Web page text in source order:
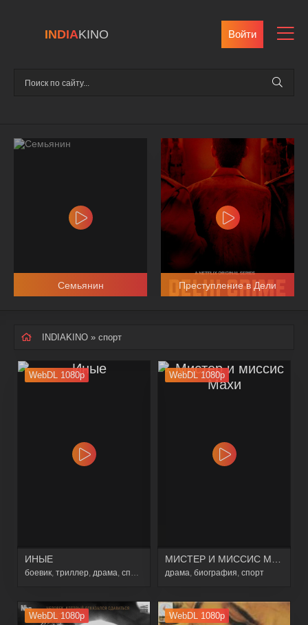
INDIAKINO Войти
Семьянин Преступление в Дели
INDIAKINO » спорт
WebDL 1080p
ИНЫЕ
боевик триллер драма спорт
WebDL 1080p
драма биография спорт
WebDL 1080p WebDL 1080p